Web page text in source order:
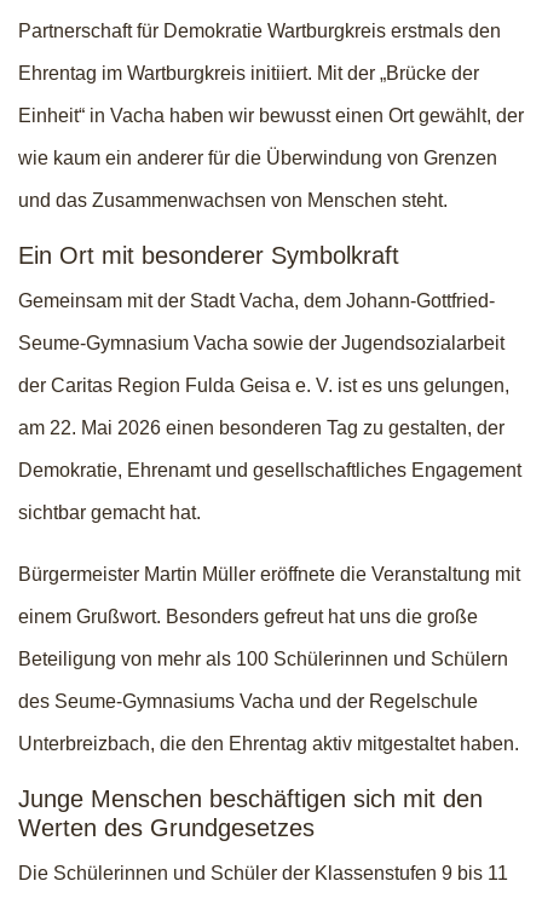
Partnerschaft für Demokratie Wartburgkreis erstmals den
Ehrentag im Wartburgkreis initiiert. Mit der „Brücke der
Einheit“ in Vacha haben wir bewusst einen Ort gewählt, der
wie kaum ein anderer für die Überwindung von Grenzen
und das Zusammenwachsen von Menschen steht.
Ein Ort mit besonderer Symbolkraft
Gemeinsam mit der Stadt Vacha, dem Johann-Gottfried-
Seume-Gymnasium Vacha sowie der Jugendsozialarbeit
der Caritas Region Fulda Geisa e. V. ist es uns gelungen,
am 22. Mai 2026 einen besonderen Tag zu gestalten, der
Demokratie, Ehrenamt und gesellschaftliches Engagement
sichtbar gemacht hat.
Bürgermeister Martin Müller eröffnete die Veranstaltung mit
einem Grußwort. Besonders gefreut hat uns die große
Beteiligung von mehr als 100 Schülerinnen und Schülern
des Seume-Gymnasiums Vacha und der Regelschule
Unterbreizbach, die den Ehrentag aktiv mitgestaltet haben.
Junge Menschen beschäftigen sich mit den
Werten des Grundgesetzes
Die Schülerinnen und Schüler der Klassenstufen 9 bis 11